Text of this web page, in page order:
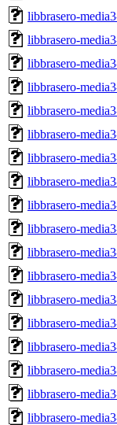
libbrasero-
libbrasero-
libbrasero-
libbrasero-
libbrasero-
libbrasero-
libbrasero-
libbrasero-
libbrasero-
libbrasero-
libbrasero-
libbrasero-
libbrasero-
libbrasero-
libbrasero-
libbrasero-
libbrasero-
libbrasero-